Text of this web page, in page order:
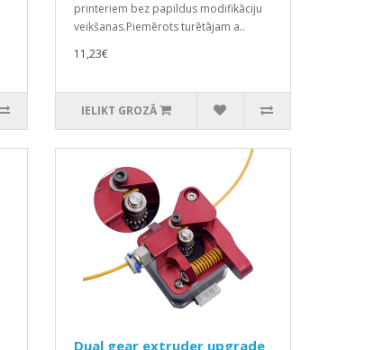
printeriem bez papildus modifikāciju
veikšanas.Piemērots turētājam a..
11,23€
IELIKT GROZĀ
Dual gear extruder upgrade